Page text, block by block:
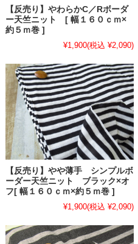
【反売り】やわらかC／Rボーダ
ー天竺ニット [ 幅１６０ｃｍ×
約５ｍ巻 ]
¥1,900(税込 ¥2,090)
【反売り】やや薄手 シンプルボ
ーダー天竺ニット ブラック×オ
フ[ 幅１６０ｃｍ×約５ｍ巻 ]
¥1,900(税込 ¥2,090)